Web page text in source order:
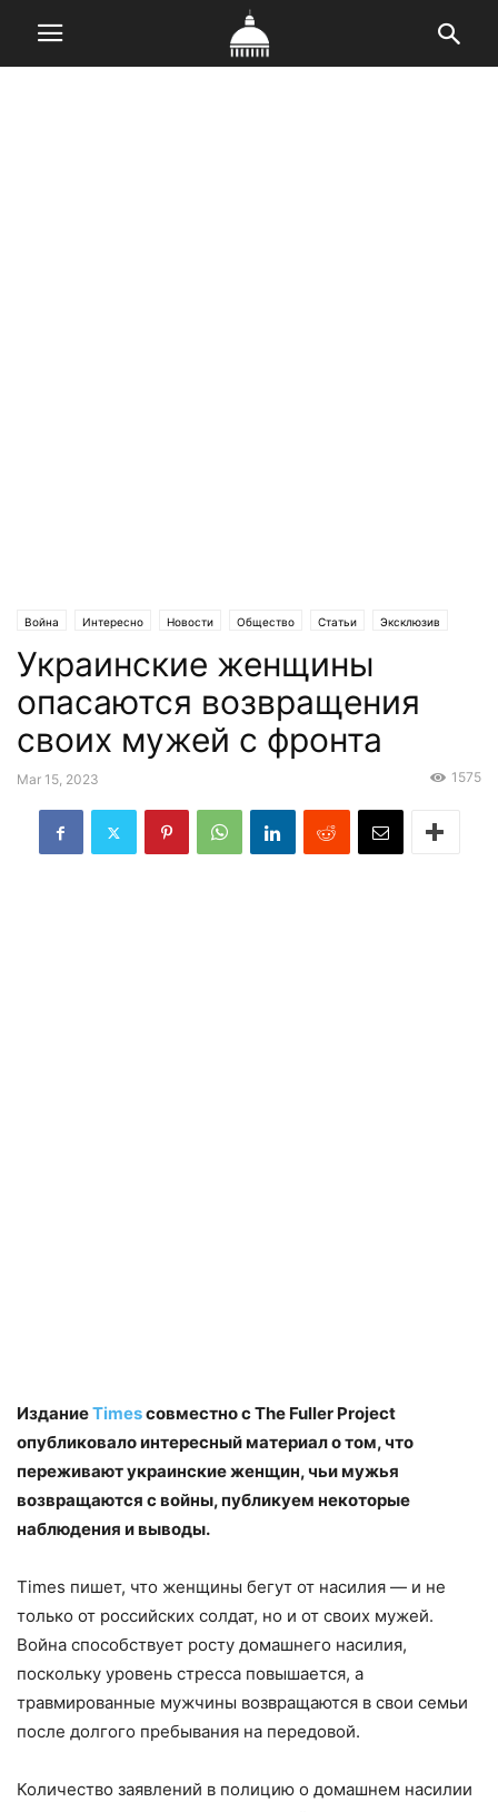
Война Интересно Новости Общество Статьи Эксклюзив
Украинские женщины
опасаются возвращения
своих мужей с фронта
Mar 15, 2023 1575
ИзданиеTimesсовместно с The Fuller Project
опубликовало интересный материал о том, что
переживают украинские женщин, чьи мужья
возвращаются с войны, публикуем некоторые
наблюдения и выводы.
Times пишет, что женщины бегут от насилия — и не
только от российских солдат, но и от своих мужей.
Война способствует росту домашнего насилия,
поскольку уровень стресса повышается, а
травмированные мужчины возвращаются в свои семьи
после долгого пребывания на передовой.
Количество заявлений в полицию о домашнем насилии